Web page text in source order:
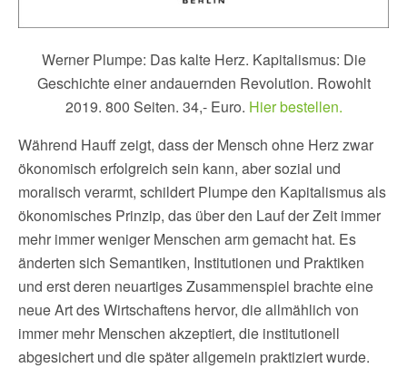
Werner Plumpe: Das kalte Herz. Kapitalismus: Die
Geschichte einer andauernden Revolution. Rowohlt
2019. 800 Seiten. 34,- Euro. Hier bestellen.
Während Hauff zeigt, dass der Mensch ohne Herz zwar
ökonomisch erfolgreich sein kann, aber sozial und
moralisch verarmt, schildert Plumpe den Kapitalismus als
ökonomisches Prinzip, das über den Lauf der Zeit immer
mehr immer weniger Menschen arm gemacht hat. Es
änderten sich Semantiken, Institutionen und Praktiken
und erst deren neuartiges Zusammenspiel brachte eine
neue Art des Wirtschaftens hervor, die allmählich von
immer mehr Menschen akzeptiert, die institutionell
abgesichert und die später allgemein praktiziert wurde.